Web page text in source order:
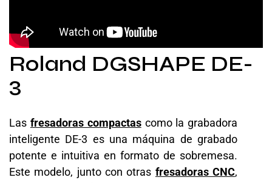
Roland DGSHAPE DE-
3
Las fresadoras compactascomo la grabadora
inteligente DE-3 es una máquina de grabado
potente e intuitiva en formato de sobremesa.
Este modelo, junto con otras fresadoras CNC,